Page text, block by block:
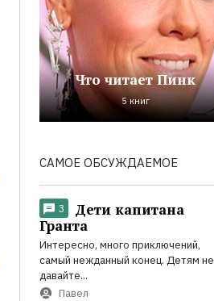
Что читает Пинк
5 книг
САМОЕ ОБСУЖДАЕМОЕ
3
Дети капитана
Гранта
Интересно, много приключений,
самый нежданный конец. Детям не
давайте...
Павел